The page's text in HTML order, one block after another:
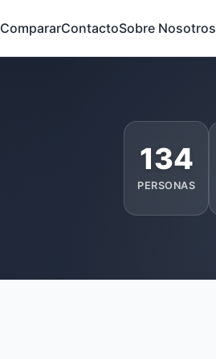
CompararContactoSobre Nosotros
134
PERSONAS